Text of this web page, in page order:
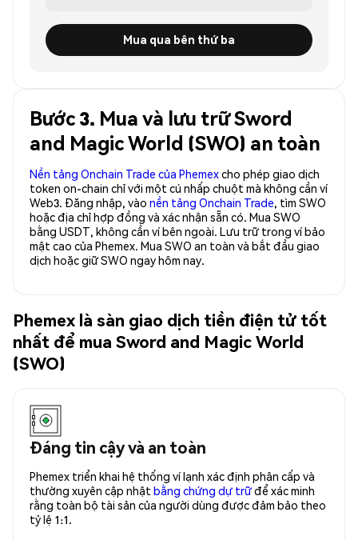
Mua qua bên thứ ba
Bước 3. Mua và lưu trữ Sword
and Magic World (SWO) an toàn
Nền tảng Onchain Trade của Phemexcho phép giao dịch
token on-chain chỉ với một cú nhấp chuột mà không cần ví
Web3. Đăng nhập, vào nền tảng Onchain Trade, tìm SWO
hoặc địa chỉ hợp đồng và xác nhận sẵn có. Mua SWO
bằng USDT, không cần ví bên ngoài. Lưu trữ trong ví bảo
mật cao của Phemex. Mua SWO an toàn và bắt đầu giao
dịch hoặc giữ SWO ngay hôm nay.
Phemex là sàn giao dịch tiền điện tử tốt
nhất để mua Sword and Magic World
(SWO)
Đáng tin cậy và an toàn
Phemex triển khai hệ thống ví lạnh xác định phân cấp và
thường xuyên cập nhật bằng chứng dự trữđể xác minh
rằng toàn bộ tài sản của người dùng được đảm bảo theo
tỷ lệ 1:1.